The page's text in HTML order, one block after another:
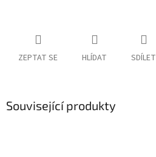
ZEPTAT SE HLÍDAT SDÍLET
Související produkty